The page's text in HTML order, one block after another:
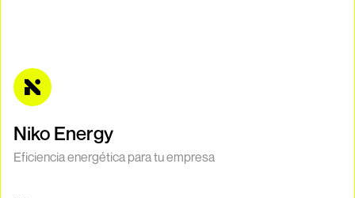
Niko Energy
Eficiencia energética para tu empresa